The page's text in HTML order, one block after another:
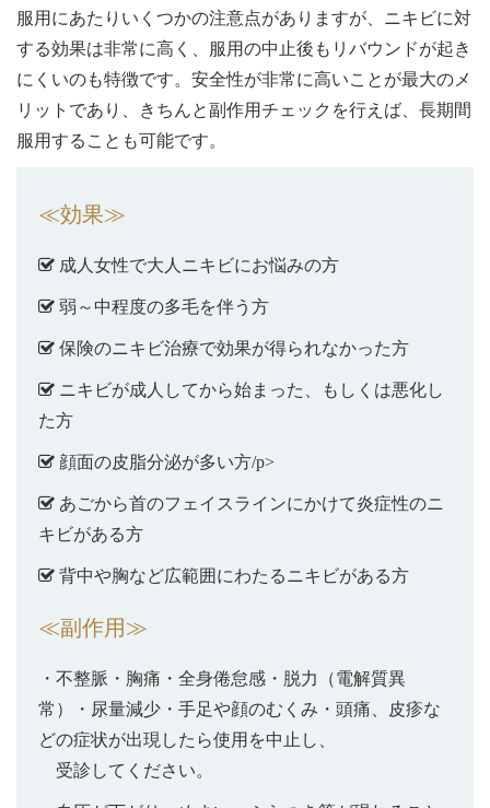
服用にあたりいくつかの注意点がありますが、ニキビに対
する効果は非常に高く、服用の中止後もリバウンドが起き
にくいのも特徴です。安全性が非常に高いことが最大のメ
リットであり、きちんと副作用チェックを行えば、長期間
服用することも可能です。
≪効果≫
成人女性で大人ニキビにお悩みの方
弱～中程度の多毛を伴う方
保険のニキビ治療で効果が得られなかった方
ニキビが成人してから始まった、もしくは悪化し
た方
顔面の皮脂分泌が多い方/p>
あごから首のフェイスラインにかけて炎症性のニ
キビがある方
背中や胸など広範囲にわたるニキビがある方
≪副作用≫
・不整脈・胸痛・全身倦怠感・脱力（電解質異
常）・尿量減少・手足や顔のむくみ・頭痛、皮疹な
どの症状が出現したら使用を中止し、
受診してください。